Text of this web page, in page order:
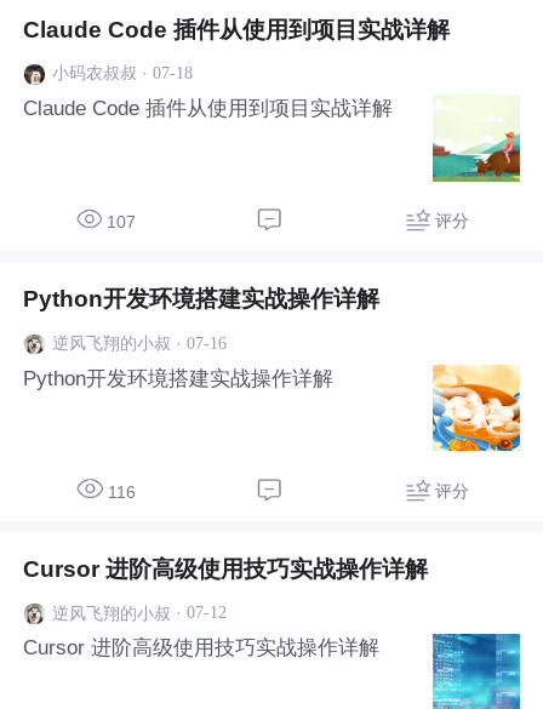
Claude Code 插件从使用到项目实战详解
小码农叔叔 · 07-18
Claude Code 插件从使用到项目实战详解
107 评分
Python开发环境搭建实战操作详解
逆风飞翔的小叔 · 07-16
Python开发环境搭建实战操作详解
116 评分
Cursor 进阶高级使用技巧实战操作详解
逆风飞翔的小叔 · 07-12
Cursor 进阶高级使用技巧实战操作详解